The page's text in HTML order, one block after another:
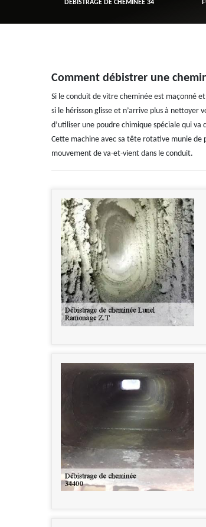
DÉBISTRAGE DE CHEMINÉE 34
Comment débistrer une
Si le conduit de vitre cheminée est maçonné
si le hérisson glisse et n’arrive plus à nettoyer
d’utiliser une poudre chimique spéciale qui
Cette machine avec sa tête rotative munie
mouvement de va-et-vient dans le conduit.